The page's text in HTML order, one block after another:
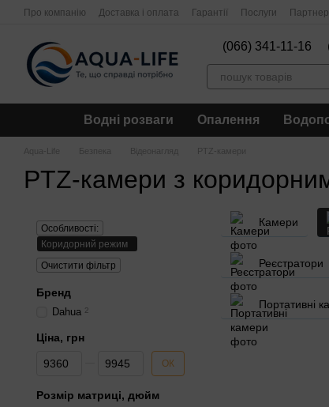
Перейти до основного контенту
Про компанію Доставка і оплата Гарантії Послуги
(066) 341-11-16
Водні розваги Опалення
Aqua-Life Безпека Відеонагляд PTZ-камери
PTZ-камери з
Камери
Реєстратори
Портативні
Особливості:
Коридорний режим
Очистити фільтр
Бренд
Dahua 2
Ціна, грн
Від Ціна, грн
До Ціна, грн ОК
Розмір матриці, дюйм